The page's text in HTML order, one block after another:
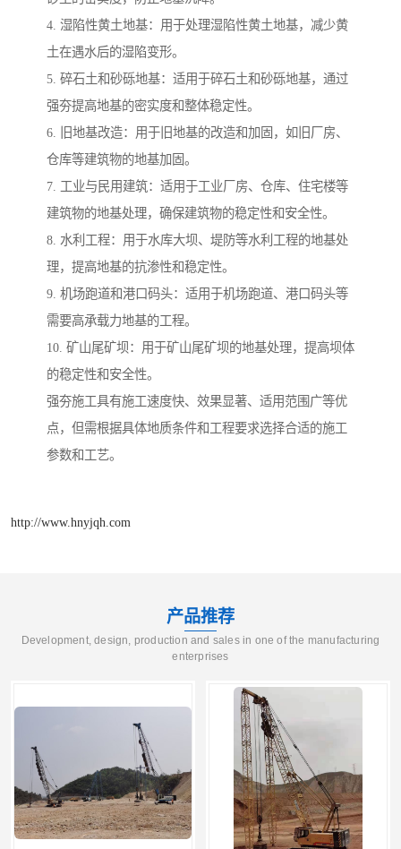
4. 湿陷性黄土地基：用于处理湿陷性黄土地基，减少黄
土在遇水后的湿陷变形。
5. 碎石土和砂砾地基：适用于碎石土和砂砾地基，通过
强夯提高地基的密实度和整体稳定性。
6. 旧地基改造：用于旧地基的改造和加固，如旧厂房、
仓库等建筑物的地基加固。
7. 工业与民用建筑：适用于工业厂房、仓库、住宅楼等
建筑物的地基处理，确保建筑物的稳定性和安全性。
8. 水利工程：用于水库大坝、堤防等水利工程的地基处
理，提高地基的抗渗性和稳定性。
9. 机场跑道和港口码头：适用于机场跑道、港口码头等
需要高承载力地基的工程。
10. 矿山尾矿坝：用于矿山尾矿坝的地基处理，提高坝体
的稳定性和安全性。
强夯施工具有施工速度快、效果显著、适用范围广等优
点，但需根据具体地质条件和工程要求选择合适的施工
参数和工艺。
http://www.hnyjqh.com
产品推荐
Development, design, production and sales in one of the manufacturing
enterprises